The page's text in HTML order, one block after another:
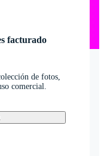
facturado
de fotos,
comercial.